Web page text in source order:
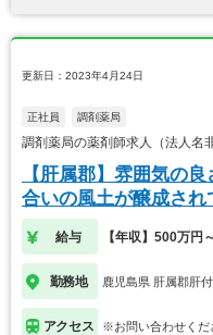
更新日：2023年4月24日
正社員 調剤薬局
調剤薬局の薬剤師求人（法人
【肝属郡】雰囲気の
合いの風土が醸成され
給与 【年収】500万円
勤務地 鹿児島県 肝属郡肝
アクセス ※お問い合わせくだ